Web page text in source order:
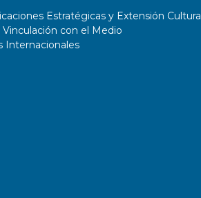
Estratégicas y Extensión Cultural
con el Medio
Internacionales